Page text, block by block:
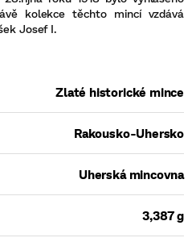
kolekce těchto mincí vzdává
Josef I.
Zlaté historické mince
Rakousko-Uhersko
Uherská mincovna
3,387 g